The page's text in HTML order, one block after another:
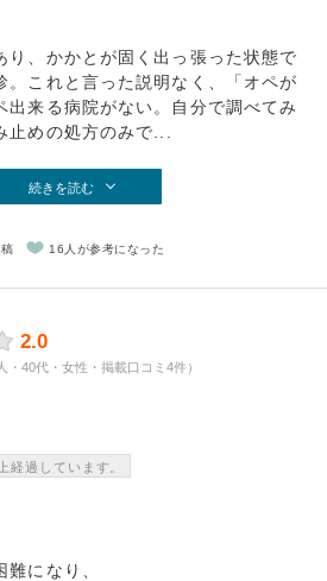
り、かかとが固く出っ張った状態で
。これと言った説明なく、「オペが
出来る病院がない。自分で調べてみ
止めの処方のみで...
続きを読む
16人が参考になった
2.0
・40代・女性・掲載口コミ4件）
経過しています。
になり、